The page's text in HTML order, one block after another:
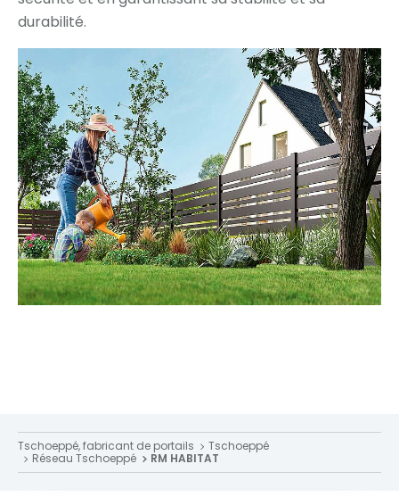
durabilité.
Tschoeppé, fabricant de portails
Tschoeppé
Réseau Tschoeppé
RM HABITAT